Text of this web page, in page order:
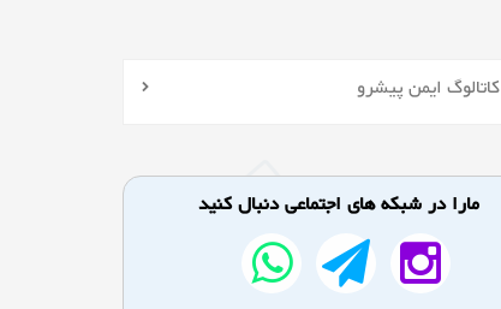
کاتالوگ ایمن پیشرو
مارا در شبکه های اجتماعی دنبال کنید